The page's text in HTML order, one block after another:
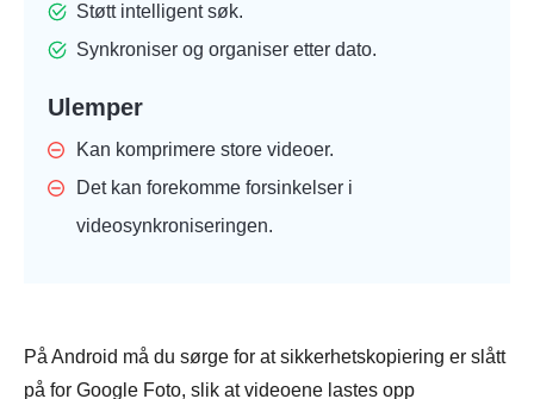
Støtt intelligent søk.
Synkroniser og organiser etter dato.
Ulemper
Kan komprimere store videoer.
Det kan forekomme forsinkelser i
videosynkroniseringen.
På Android må du sørge for at sikkerhetskopiering er slått
på for Google Foto, slik at videoene lastes opp